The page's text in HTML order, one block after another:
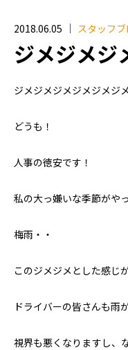
2018.06.05 スタッフ
ジメジメジ
ジメジメジメジメジメジ
どうも！
人事の徳安です！
私の大っ嫌いな季節がや
梅雨・・
このジメジメとした感じ
ドライバーの皆さんも雨
視界も悪くなりますし、